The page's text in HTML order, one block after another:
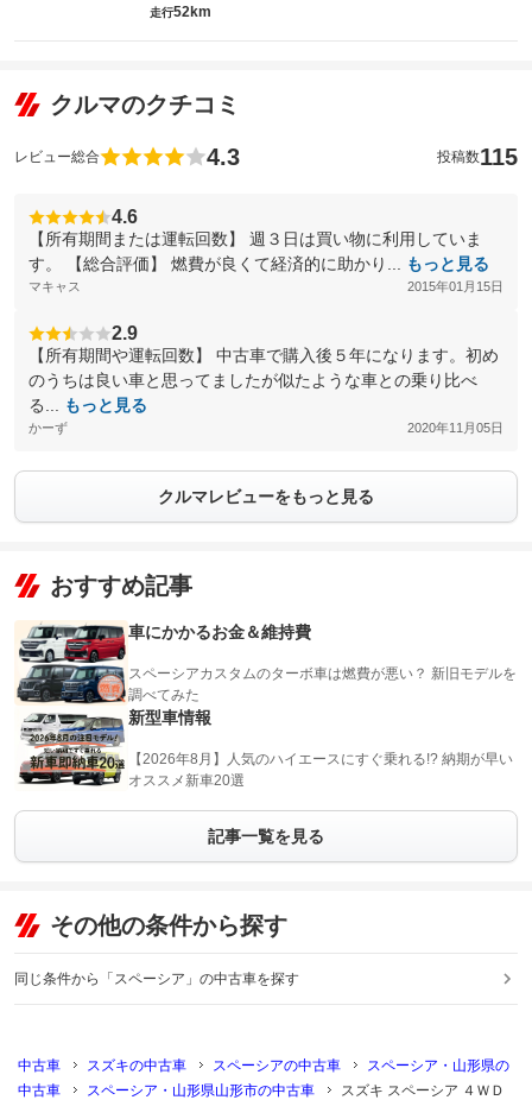
走行52km
クルマのクチコミ
レビュー総合 4.3 投稿数115
4.6
【所有期間または運転回数】 週３日は買い物に利用していま
す。 【総合評価】 燃費が良くて経済的に助かり...
もっと見る
マキャス 2015年01月15日
2.9
【所有期間や運転回数】 中古車で購入後５年になります。初め
のうちは良い車と思ってましたが似たような車との乗り比べ
る...
もっと見る
かーず 2020年11月05日
クルマレビューをもっと見る
おすすめ記事
車にかかるお金＆維持費
スペーシアカスタムのターボ車は燃費が悪い？ 新旧モデルを
調べてみた
新型車情報
【2026年8月】人気のハイエースにすぐ乗れる!? 納期が早い
オススメ新車20選
記事一覧を見る
その他の条件から探す
同じ条件から「スペーシア」の中古車を探す
中古車 スズキの中古車 スペーシアの中古車
スペーシア・山形県の
中古車
スペーシア・山形県山形市の中古車 スズキ スペーシア ４ＷＤ